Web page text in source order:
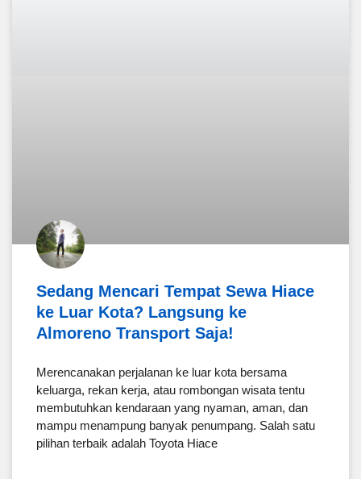
Sedang Mencari Tempat Sewa Hiace
ke Luar Kota? Langsung ke
Almoreno Transport Saja!
Merencanakan perjalanan ke luar kota bersama
keluarga, rekan kerja, atau rombongan wisata tentu
membutuhkan kendaraan yang nyaman, aman, dan
mampu menampung banyak penumpang. Salah satu
pilihan terbaik adalah Toyota Hiace